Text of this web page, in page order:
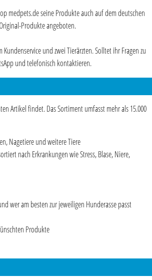
medpets.de seine Produkte auch auf dem deutschen
Produkte angeboten.
und zwei Tierärzten. Solltet ihr Fragen zu
und telefonisch kontaktieren.
Artikel findet. Das Sortiment umfasst mehr als 15.000
Nagetiere und weitere Tiere
nach Erkrankungen wie Stress, Blase, Niere,
wer am besten zur jeweiligen Hunderasse passt
Produkte